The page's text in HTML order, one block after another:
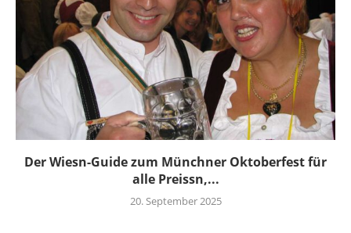
Der Wiesn-Guide zum Münchner Oktoberfest für
alle Preissn,...
20. September 2025